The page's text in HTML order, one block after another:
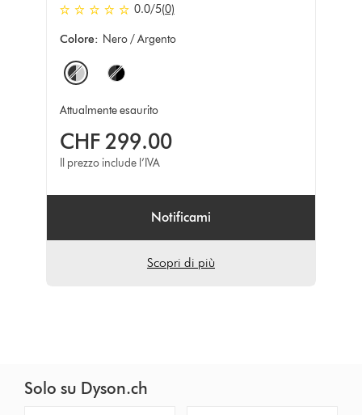
0.0 stars out of 5 from 0 recensioni
0.0/5(0)
Colore: Nero / Argento
Options
Attualmente esaurito
CHF 299.00
Il prezzo include l’IVA
Notificami
Scopri di più
Solo su Dyson.ch